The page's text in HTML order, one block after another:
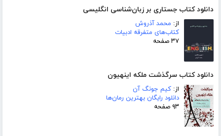
دانلود کتاب جستاری بر زبان‌شناسی انگلیسی
از: محمد آذروش
کتاب‌های متفرقه ادبیات
۳۷ صفحه
دانلود کتاب سرگذشت ملکه اینهیون
از: کیم جونگ آن
دانلود رایگان بهترین رمان‌ها
۹۳ صفحه